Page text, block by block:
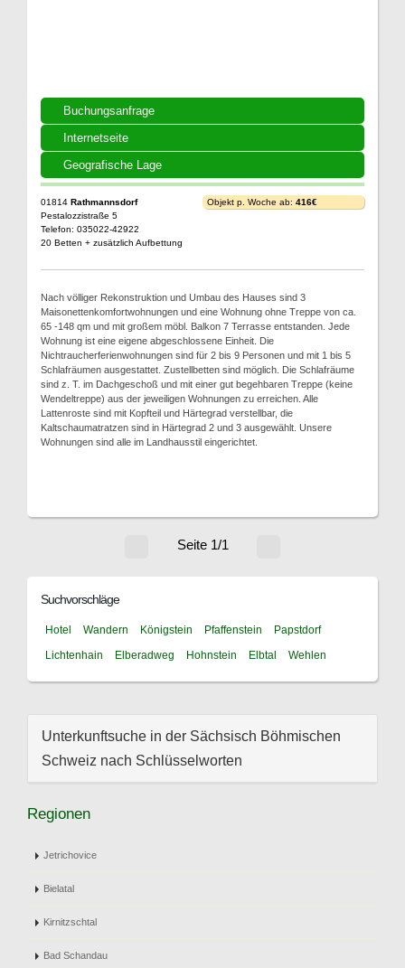
Buchungsanfrage
Internetseite
Geografische Lage
01814 Rathmannsdorf
Pestalozzistraße 5
Telefon: 035022-42922
20 Betten + zusätzlich Aufbettung
Objekt p. Woche ab: 416€
Nach völliger Rekonstruktion und Umbau des Hauses sind 3
Maisonettenkomfortwohnungen und eine Wohnung ohne Treppe von ca.
65 -148 qm und mit großem möbl. Balkon 7 Terrasse entstanden. Jede
Wohnung ist eine eigene abgeschlossene Einheit. Die
Nichtraucherferienwohnungen sind für 2 bis 9 Personen und mit 1 bis 5
Schlafräumen ausgestattet. Zustellbetten sind möglich. Die Schlafräume
sind z. T. im Dachgeschoß und mit einer gut begehbaren Treppe (keine
Wendeltreppe) aus der jeweiligen Wohnungen zu erreichen. Alle
Lattenroste sind mit Kopfteil und Härtegrad verstellbar, die
Kaltschaumatratzen sind in Härtegrad 2 und 3 ausgewählt. Unsere
Wohnungen sind alle im Landhausstil eingerichtet.
Seite 1/1
Suchvorschläge
Hotel Wandern Königstein Pfaffenstein
Papstdorf
Lichtenhain
Elberadweg Hohnstein Elbtal Wehlen
Unterkunftsuche in der Sächsisch Böhmischen
Schweiz nach Schlüsselworten
Regionen
Jetrichovice
Bielatal
Kirnitzschtal
Bad Schandau